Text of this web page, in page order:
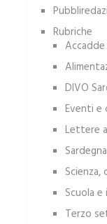
Rubriche
Accadde
DIVO
Eventi e
Lettere
Scuola
Terzo